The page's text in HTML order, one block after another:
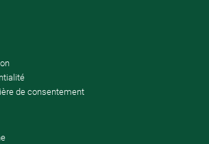
de consentement